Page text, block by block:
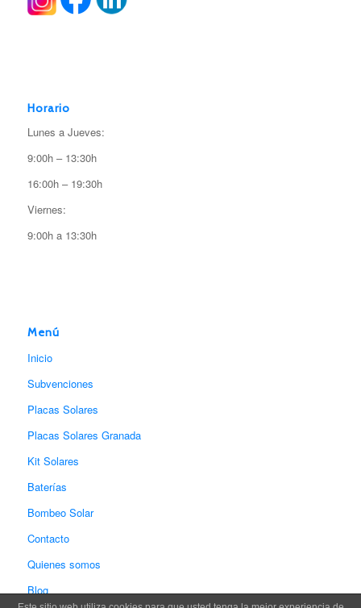
Horario
Lunes a Jueves:
9:00h – 13:30h
16:00h – 19:30h
Viernes:
9:00h a 13:30h
Menú
Inicio
Subvenciones
Placas Solares
Placas Solares Granada
Kit Solares
Baterías
Bombeo Solar
Contacto
Quienes somos
Blog